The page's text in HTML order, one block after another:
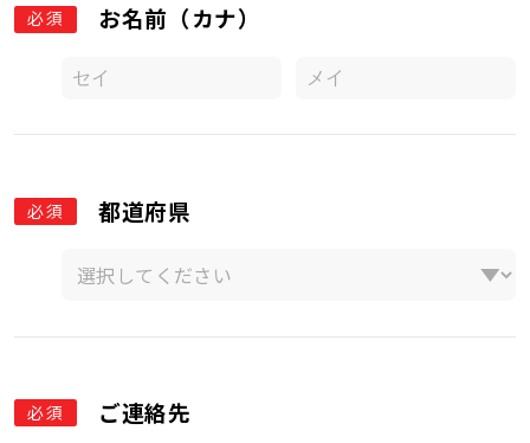
必須 お名前（カナ）
必須 都道府県
必須 ご連絡先